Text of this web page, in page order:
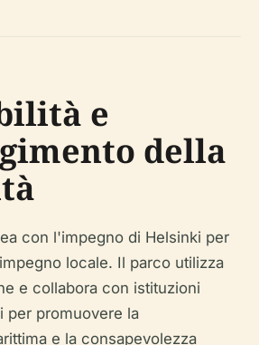
e
della
con l'impegno di Helsinki per
locale. Il parco utilizza
e collabora con istituzioni
per promuovere la
e la consapevolezza